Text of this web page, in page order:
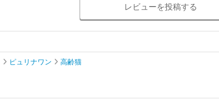
レビューを投稿する
ピュリナワン
高齢猫